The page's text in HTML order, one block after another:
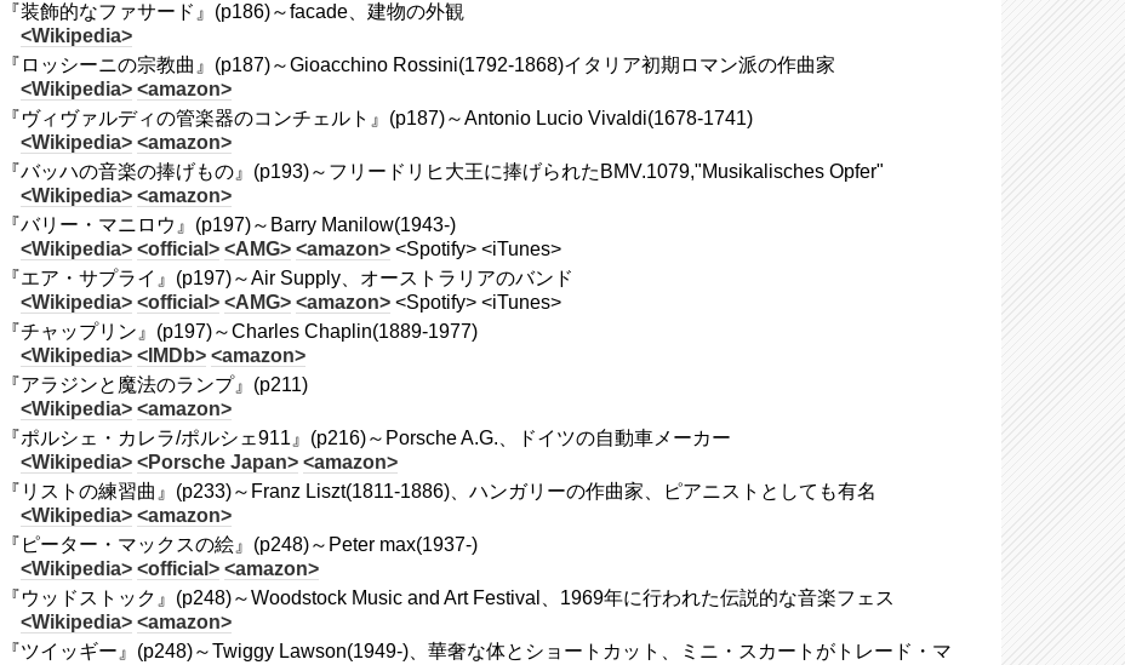
『装飾的なファサード』(p186)～facade、建物の外観
<Wikipedia>
『ロッシーニの宗教曲』(p187)～Gioacchino Rossini(1792-1868)イタリア初期ロマン派の作曲家
<Wikipedia> <amazon>
『ヴィヴァルディの管楽器のコンチェルト』(p187)～Antonio Lucio Vivaldi(1678-1741)
<Wikipedia> <amazon>
『バッハの音楽の捧げもの』(p193)～フリードリヒ大王に捧げられたBMV.1079,"Musikalisches Opfer"
<Wikipedia> <amazon>
『バリー・マニロウ』(p197)～Barry Manilow(1943-)
<Wikipedia> <official> <AMG> <amazon> <Spotify> <iTunes>
『エア・サプライ』(p197)～Air Supply、オーストラリアのバンド
<Wikipedia> <official> <AMG> <amazon> <Spotify> <iTunes>
『チャップリン』(p197)～Charles Chaplin(1889-1977)
<Wikipedia> <IMDb> <amazon>
『アラジンと魔法のランプ』(p211)
<Wikipedia> <amazon>
『ポルシェ・カレラ/ポルシェ911』(p216)～Porsche A.G.、ドイツの自動車メーカー
<Wikipedia> <Porsche Japan> <amazon>
『リストの練習曲』(p233)～Franz Liszt(1811-1886)、ハンガリーの作曲家、ピアニストとしても有名
<Wikipedia> <amazon>
『ピーター・マックスの絵』(p248)～Peter max(1937-)
<Wikipedia> <official> <amazon>
『ウッドストック』(p248)～Woodstock Music and Art Festival、1969年に行われた伝説的な音楽フェス
<Wikipedia> <amazon>
『ツイッギー』(p248)～Twiggy Lawson(1949-)、華奢な体とショートカット、ミニ・スカートがトレード・マ